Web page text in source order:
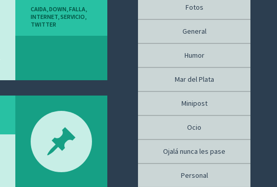
CAIDA,DOWN,FALLA,
INTERNET,SERVICIO,
TWITTER
Fotos
General
Humor
Mar del Plata
Minipost
Ocio
Ojalá nunca les pase
Personal